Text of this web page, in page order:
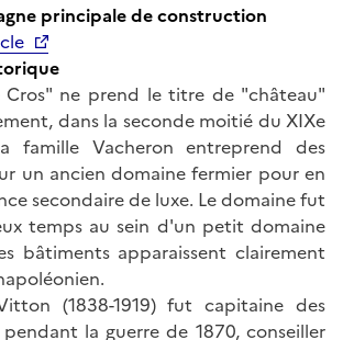
principale de construction
Cros" ne prend le titre de "château"
dans la seconde moitié du XIXe
famille Vacheron entreprend des
un ancien domaine fermier pour en
secondaire de luxe. Le domaine fut
temps au sein d'un petit domaine
bâtiments apparaissent clairement
(1838-1919) fut capitaine des
la guerre de 1870, conseiller